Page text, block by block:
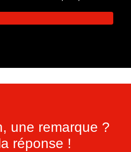
une remarque ?
réponse !